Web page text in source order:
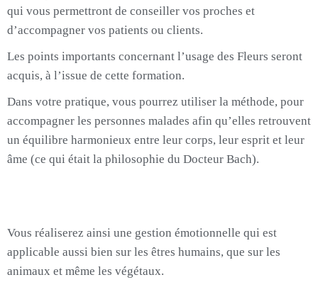
qui vous permettront de conseiller vos proches et
d’accompagner vos patients ou clients.
Les points importants concernant l’usage des Fleurs seront
acquis, à l’issue de cette formation.
Dans votre pratique, vous pourrez utiliser la méthode, pour
accompagner les personnes malades afin qu’elles retrouvent
un équilibre harmonieux entre leur corps, leur esprit et leur
âme (ce qui était la philosophie du Docteur Bach).
Vous réaliserez ainsi une gestion émotionnelle qui est
applicable aussi bien sur les êtres humains, que sur les
animaux et même les végétaux.